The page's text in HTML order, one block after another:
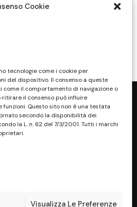
Cookie
tecnologie come i cookie per
del dispositivo. Il consenso a queste
il comportamento di navigazione o
ritirare il consenso può influire
Questo sito non è una testata
secondo la disponibilità dei
la L. n. 62 del 7/3/2001. Tutti i marchi
Visualizza Le Preferenze
dei materiali.
ai
dei rispettivi
di violazione dei
PRIVACY